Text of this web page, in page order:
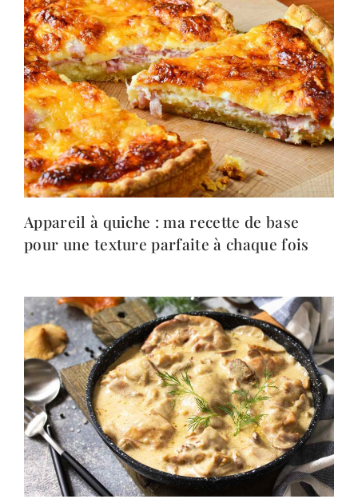
Appareil à quiche : ma recette de base
pour une texture parfaite à chaque fois